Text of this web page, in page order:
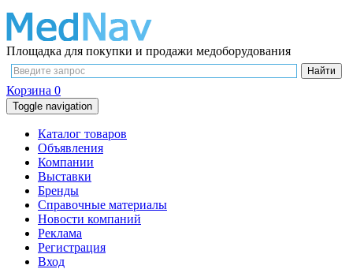
Площадка для покупки и продажи медоборудования
Корзина 0
Toggle navigation
Каталог товаров
Объявления
Компании
Выставки
Бренды
Справочные материалы
Новости компаний
Реклама
Регистрация
Вход